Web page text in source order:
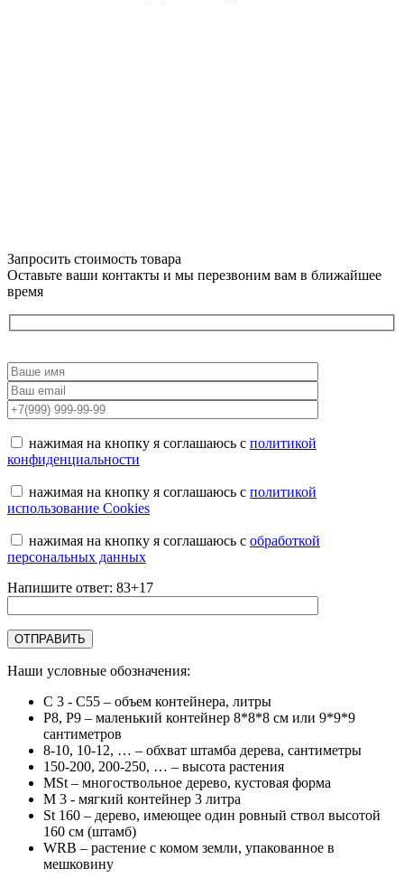
Запросить стоимость товара
Оставьте ваши контакты и мы перезвоним вам в ближайшее
время
нажимая на кнопку я соглашаюсь с политикой
конфиденциальности
нажимая на кнопку я соглашаюсь с политикой
использование Cookies
нажимая на кнопку я соглашаюсь с обработкой
персональных данных
Напишите ответ: 83+17
Наши условные обозначения:
C 3 - C55 – объем контейнера, литры
Р8, Р9 – маленький контейнер 8*8*8 см или 9*9*9
сантиметров
8-10, 10-12, … – обхват штамба дерева, сантиметры
150-200, 200-250, … – высота растения
MSt – многоствольное дерево, кустовая форма
М 3 - мягкий контейнер 3 литра
St 160 – дерево, имеющее один ровный ствол высотой
160 см (штамб)
WRB – растение с комом земли, упакованное в
мешковину